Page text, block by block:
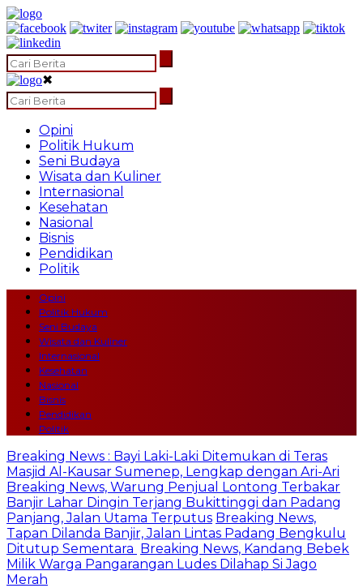
✖
Opini
Politik Hukum
Seni Budaya
Wisata dan Kuliner
Internasional
Kesehatan
Nasional
Bisnis
Pendidikan
Politik
Opini
Politik Hukum
Seni Budaya
Wisata dan Kuliner
Internasional
Kesehatan
Nasional
Bisnis
Pendidikan
Politik
Breaking News : Bayi Laki-Laki Ditemukan di Teras
Masjid Al-Kausar Sumenep, Lengkap dengan Ari-Ari
Breaking News, Warung Penjual Lontong Terbakar
Banjir Lahar Dingin Terjang Bukittinggi dan Padang
Panjang, Jalan Utama Terputus Breaking News,
Tapan Dilanda Banjir, Jalan Lintas Padang Bengkulu
Ditutup Sementara Breaking News, Kandang Bebek
Milik Warga Pangarangan Ludes Dilahap Si Jago
Merah